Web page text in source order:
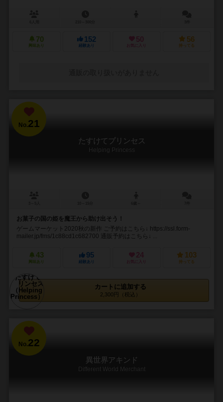
70
興味あり
152
経験あり
50
お気に入り
56
持ってる
No.21
たすけてプリンセス
Helping Princess
お菓子の国の姫を魔王から助け出そう！
ゲームマーケット2020秋の新作 ご予約はこちら↓ https://ssl.form-
mailer.jp/fms/1c88cd1c682700 通販予約はこちら↓ ...
43
興味あり
95
経験あり
24
お気に入り
103
持ってる
カートに追加する
2,300円（税込）
No.22
異世界アキンド
Different World Merchant